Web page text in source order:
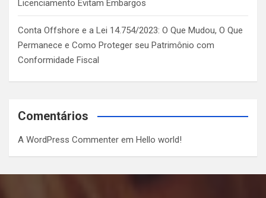
Licenciamento Evitam Embargos
Conta Offshore e a Lei 14.754/2023: O Que Mudou, O Que
Permanece e Como Proteger seu Patrimônio com
Conformidade Fiscal
Comentários
A WordPress Commenter em Hello world!